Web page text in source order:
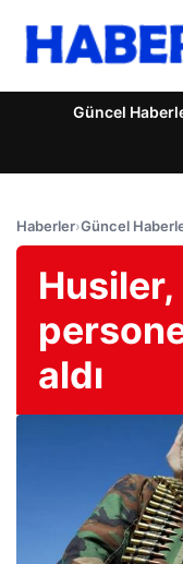
Güncel
Haberler›Güncel
Husiler,
aldı